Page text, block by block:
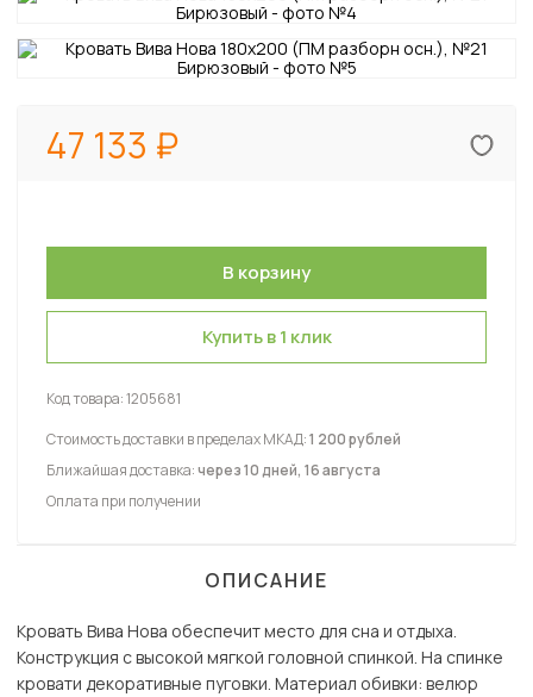
47 133
Купить в 1 клик
Код товара:1205681
Стоимость доставки в пределах МКАД:1 200 рублей
Ближайшая доставка:через 10 дней, 16 августа
Оплата при получении
ОПИСАНИЕ
Кровать Вива Нова обеспечит место для сна и отдыха.
Конструкция с высокой мягкой головной спинкой. На спинке
кровати декоративные пуговки. Материал обивки: велюр